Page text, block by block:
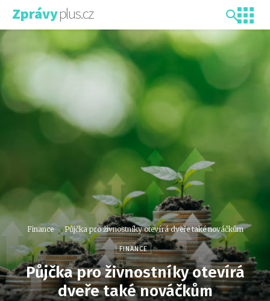
Zprávyplus.cz
Finance Půjčka pro živnostníky otevírá dveře také nováčkům
FINANCE
Půjčka pro živnostníky otevírá
dveře také nováčkům